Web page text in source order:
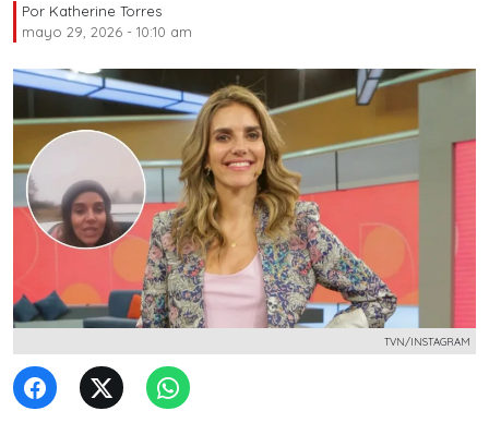
Por Katherine Torres
mayo 29, 2026 - 10:10 am
TVN/INSTAGRAM